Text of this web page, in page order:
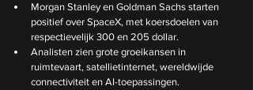
Morgan Stanley en Goldman Sachs starten
positief over SpaceX, met koersdoelen van
respectievelijk 300 en 205 dollar.
Analisten zien grote groeikansen in
ruimtevaart, satellietinternet, wereldwijde
connectiviteit en AI-toepassingen.